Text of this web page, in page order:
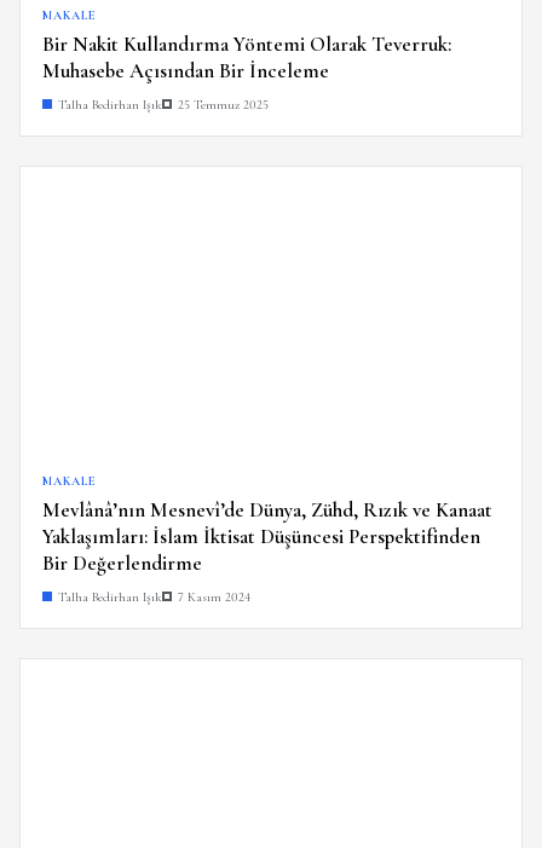
MAKALE
Bir Nakit Kullandırma Yöntemi Olarak Teverruk:
Muhasebe Açısından Bir İnceleme
Talha Bedirhan Işık 25 Temmuz 2025
MAKALE
Mevlânâ’nın Mesnevî’de Dünya, Zühd, Rızık ve Kanaat
Yaklaşımları: İslam İktisat Düşüncesi Perspektifinden
Bir Değerlendirme
Talha Bedirhan Işık 7 Kasım 2024